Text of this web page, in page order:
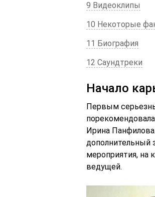
9 Видеоклипы
10 Некоторые
11 Биография
12 Саундтреки
Начало
Первым
Ирина
дополнительный
мероприятия, на
ведущей.